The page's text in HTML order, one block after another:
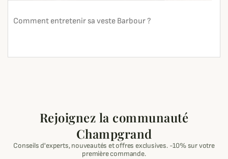
Comment entretenir sa veste Barbour ?
Rejoignez la communauté
Champgrand
Conseils d'experts, nouveautés et offres exclusives. -10% sur votre
première commande.